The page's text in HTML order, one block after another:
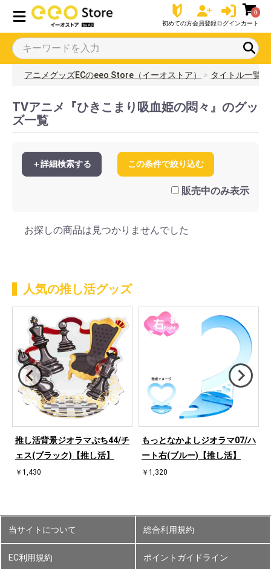
初めての方会員登録ログイン
0
カート
アニメグッズECのeeo Store（イーオストア） タイトル一覧
TVアニメ『ひきこまり吸血姫の悶々』のグッ
ズ一覧
＋詳細検索する この条件で絞り込む
販売中のみ表示
お探しの商品は見つかりませんでした
人気の推し活グッズ
推し活背景ジオラマぷち44/チ
ェス(ブラック)【推し活】
￥1,430
もっとなかよしジオラマ07/ハ
ート右(ブルー)【推し活】
￥1,320
当サイトについて 総合利用規約
EC利用規約 ポイントガイドライン